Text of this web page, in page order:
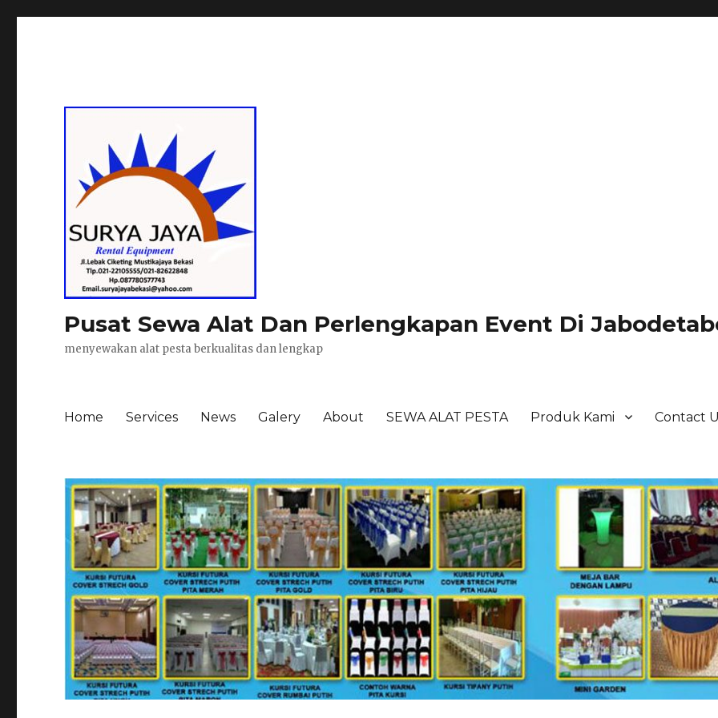
Pusat Sewa Alat Dan Perlengkapan Event Di
menyewakan alat pesta berkualitas dan lengkap
Home Services News Galery About SEWA ALAT PESTA Produk Kami Contact